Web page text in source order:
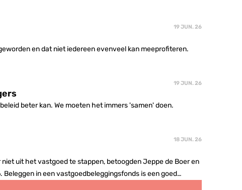
19 JUN. 26
en dat niet iedereen evenveel kan meeprofiteren.
19 JUN. 26
beter kan. We moeten het immers 'samen' doen.
18 JUN. 26
uit het vastgoed te stappen, betoogden Jeppe de Boer en
in een vastgoedbeleggingsfonds is een goed